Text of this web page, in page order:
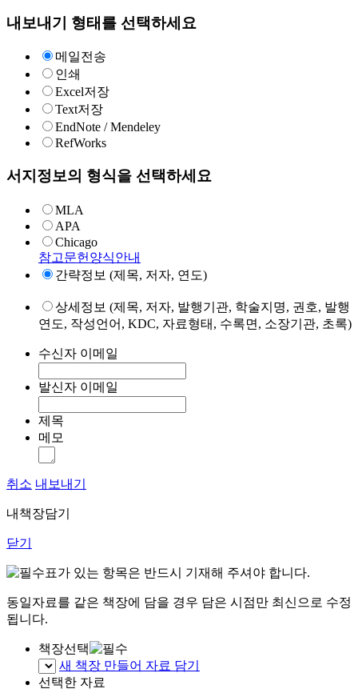
내보내기 형태를 선택하세요
메일전송
인쇄
Excel저장
Text저장
EndNote / Mendeley
RefWorks
서지정보의 형식을 선택하세요
MLA
APA
Chicago
참고문헌양식안내
간략정보 (제목, 저자, 연도)
상세정보 (제목, 저자, 발행기관, 학술지명, 권호, 발행
연도, 작성언어, KDC, 자료형태, 수록면, 소장기관, 초록)
수신자 이메일
발신자 이메일
제목
메모
취소 내보내기
내책장담기
닫기
표가 있는 항목은 반드시 기재해 주셔야 합니다.
동일자료를 같은 책장에 담을 경우 담은 시점만 최신으로 수정
됩니다.
책장선택
새 책장 만들어 자료 담기
선택한 자료